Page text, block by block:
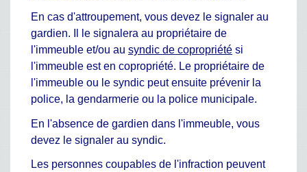
En cas d'attroupement, vous devez le signaler au
gardien. Il le signalera au propriétaire de
l'immeuble et/ou au syndic de copropriété si
l'immeuble est en copropriété. Le propriétaire de
l'immeuble ou le syndic peut ensuite prévenir la
police, la gendarmerie ou la police municipale.
En l'absence de gardien dans l'immeuble, vous
devez le signaler au syndic.
Les personnes coupables de l'infraction peuvent